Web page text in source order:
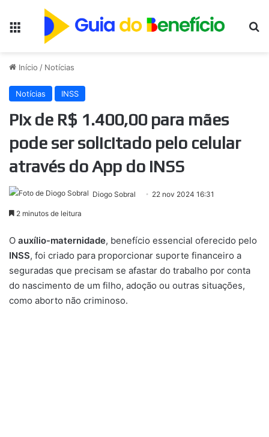
Início / Notícias
Notícias INSS
Pix de R$ 1.400,00 para mães
pode ser solicitado pelo celular
através do App do INSS
Diogo Sobral 22 nov 2024 16:31
2 minutos de leitura
O auxílio-maternidade, benefício essencial oferecido pelo
INSS, foi criado para proporcionar suporte financeiro a
seguradas que precisam se afastar do trabalho por conta
do nascimento de um filho, adoção ou outras situações,
como aborto não criminoso.